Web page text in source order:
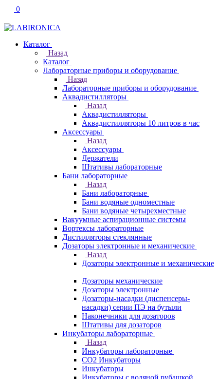
0
Каталог
Назад
Каталог
Лабораторные приборы и оборудование
Назад
Лабораторные приборы и оборудование
Аквадистилляторы
Назад
Аквадистилляторы
Аквадистилляторы 10 литров в час
Аксессуары
Назад
Аксессуары
Держатели
Штативы лабораторные
Бани лабораторные
Назад
Бани лабораторные
Бани водяные одноместные
Бани водяные четырехместные
Вакуумные аспирационные системы
Вортексы лабораторные
Дистилляторы стеклянные
Дозаторы электронные и механические
Назад
Дозаторы электронные и механические
Дозаторы механические
Дозаторы электронные
Дозаторы-насадки (диспенсеры-
насадки) серии ПЭ на бутыли
Наконечники для дозаторов
Штативы для дозаторов
Инкубаторы лабораторные
Назад
Инкубаторы лабораторные
CO2 Инкубаторы
Инкубаторы
Инкубаторы с водяной рубашкой